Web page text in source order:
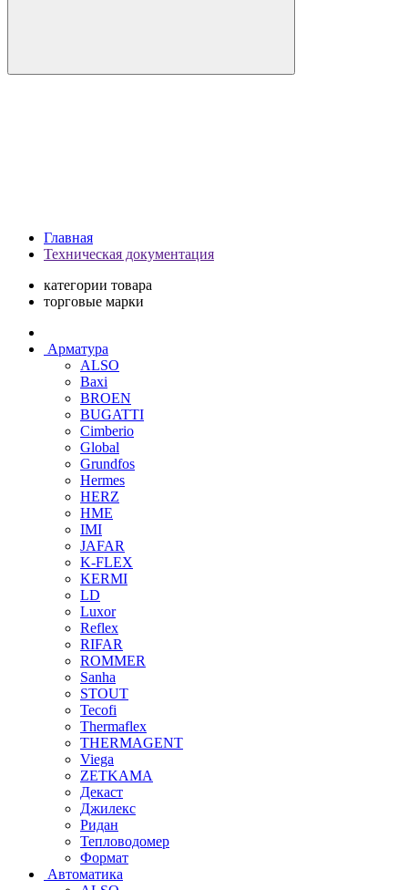
Главная
Техническая документация
категории товара
торговые марки
Арматура
ALSO
Baxi
BROEN
BUGATTI
Cimberio
Global
Grundfos
Hermes
HERZ
HME
IMI
JAFAR
K-FLEX
KERMI
LD
Luxor
Reflex
RIFAR
ROMMER
Sanha
STOUT
Tecofi
Thermaflex
THERMAGENT
Viega
ZETKAMA
Декаст
Джилекс
Ридан
Тепловодомер
Формат
Автоматика